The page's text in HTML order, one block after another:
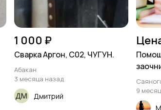
1 000 ₽
Сварка Аргон, С02, ЧУГУН.
Абакан
3 месяца назад
Дмитрий
9